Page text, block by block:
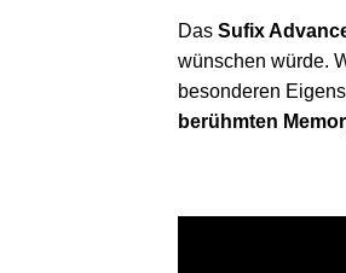
Das Sufix
wünschen würde.
besonderen
berühmten